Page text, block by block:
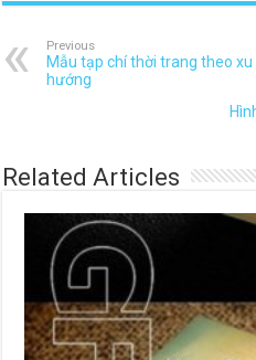
Previous
Mẫu tạp chí thời trang theo xu
hướng
Related Articles